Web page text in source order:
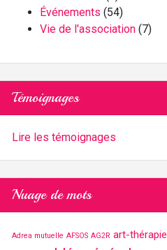
Événements (54)
Vie de l'association (7)
Témoignages
Lire les témoignages
Nuage de mots
Adrea mutuelle AFSOS AG2R art-thérapie